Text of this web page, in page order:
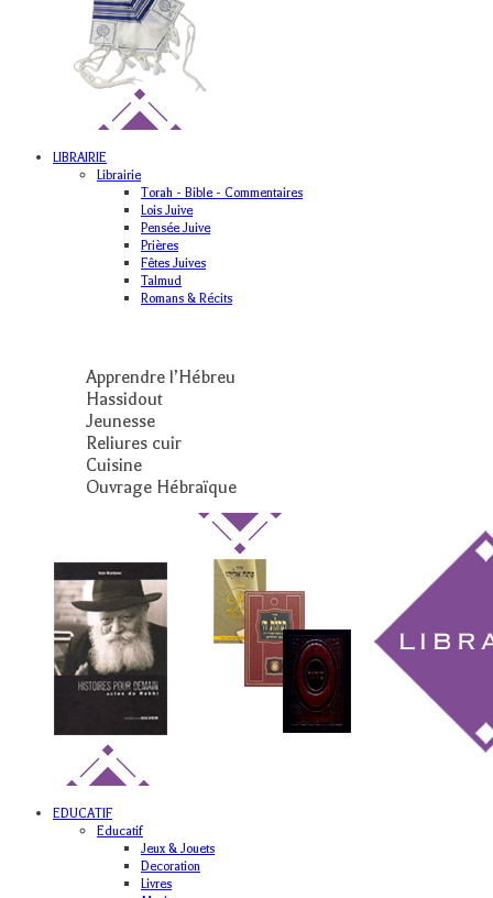
LIBRAIRIE
Librairie
Torah - Bible - Commentaires
Lois Juive
Pensée Juive
Prières
Fêtes Juives
Talmud
Romans & Récits
Apprendre l’Hébreu
Hassidout
Jeunesse
Reliures cuir
Cuisine
Ouvrage Hébraïque
EDUCATIF
Educatif
Jeux & Jouets
Decoration
Livres